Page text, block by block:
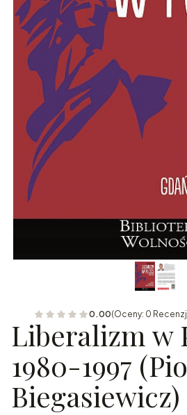
0.00(Oceny: 0
Liberalizm w
1980-1997
Biegasiewicz)